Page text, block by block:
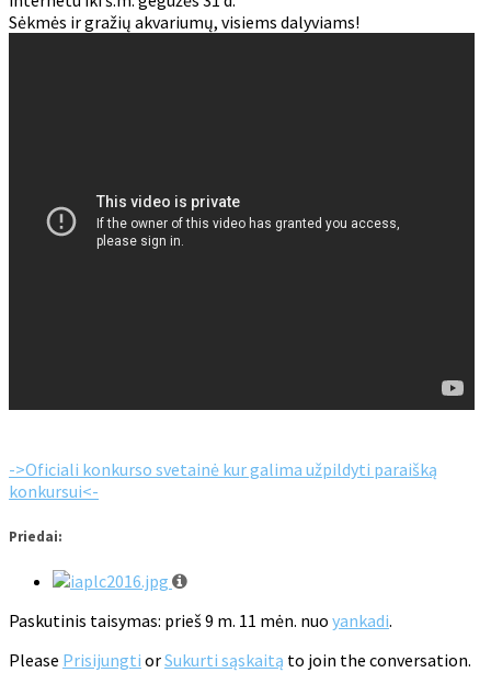
Sėkmės ir gražių akvariumų, visiems dalyviams!
->Oficiali konkurso svetainė kur galima užpildyti paraišką
konkursui<-
Priedai:
Paskutinis taisymas: prieš 9 m. 11 mėn. nuo yankadi.
Please Prisijungti orSukurti sąskaitą to join the conversation.